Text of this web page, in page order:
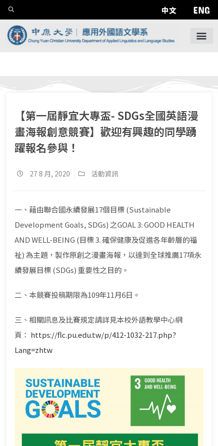
中文 ENG
【第一屆靜宜大專盃- SDGs全國英語漫
畫海報創意競賽】歡迎有興趣的同學踴
躍報名參與！
27 8 月, 2020 活動資訊
一、藉由聯合國永續發展17個目標 (Sustainable
Development Goals, SDGs) 之GOAL 3: GOOD HEALTH
AND WELL-BEING (目標 3. 確保健康及促進各年齡層的福
祉) 為主題，製作原創之漫畫海報，以達到全球推廣17項永
續發展目標 (SDGs) 重要性之目的。
二、本競賽投稿期限為109年11月6日。
三、相關訊息及比賽規定請詳見本校外語教學中心網
頁： https://flc.pu.edu.tw/p/412-1032-217.php?
Lang=zhtw